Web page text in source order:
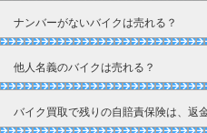
ナンバーがないバイクは売れる？
他人名義のバイクは売れる？
バイク買取で残りの自賠責保険は、返